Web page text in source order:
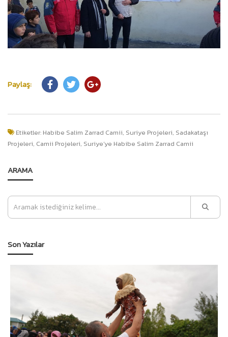
Paylaş:
Etiketler: Habibe Salim Zarrad Camii, Suriye Projeleri, Sadakataşı
Projeleri, Camii Projeleri, Suriye’ye Habibe Salim Zarrad Camii
ARAMA
Son Yazılar